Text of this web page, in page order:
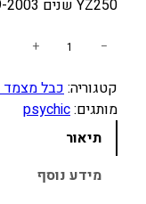
YZ250 שנים 1999-2003 מק"ט: 105-234
ו
ת
ל
−
+
קטגוריה:כבל
מותגים:psychic
תיאור
מידע נוסף